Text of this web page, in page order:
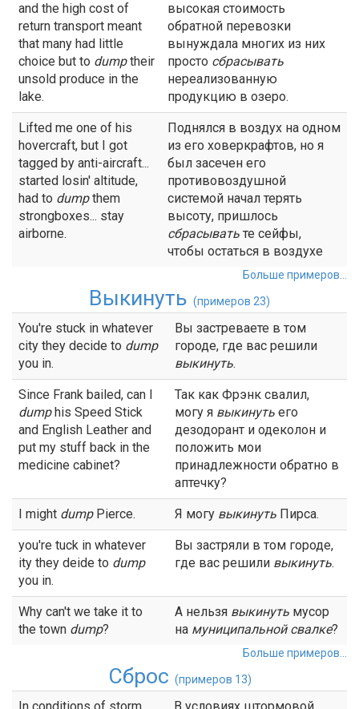
and the high cost of
return transport meant
that many had little
choice but to dumptheir
unsold produce in the
lake.
высокая стоимость
обратной перевозки
вынуждала многих из них
просто сбрасывать
нереализованную
продукцию в озеро.
Lifted me one of his
hovercraft, but I got
tagged by anti-aircraft...
started losin' altitude,
had to dumpthem
strongboxes... stay
airborne.
Поднялся в воздух на одном
из его ховеркрафтов, но я
был засечен его
противовоздушной
системой начал терять
высоту, пришлось
сбрасывать те сейфы,
чтобы остаться в воздухе
Больше примеров...
Выкинуть (примеров 23)
You're stuck in whatever
city they decide to dump
you in.
Вы застреваете в том
городе, где вас решили
выкинуть.
Since Frank bailed, can I
dumphis Speed Stick
and English Leather and
put my stuff back in the
medicine cabinet?
Так как Фрэнк свалил,
могу я выкинуть его
дезодорант и одеколон и
положить мои
принадлежности обратно в
аптечку?
I might dumpPierce. Я могу выкинуть Пирса.
you're tuck in whatever
ity they deide to dump
you in.
Вы застряли в том городе,
где вас решили выкинуть.
Why can't we take it to
the town dump?
А нельзя выкинуть мусор
на муниципальной свалке?
Больше примеров...
Сброс (примеров 13)